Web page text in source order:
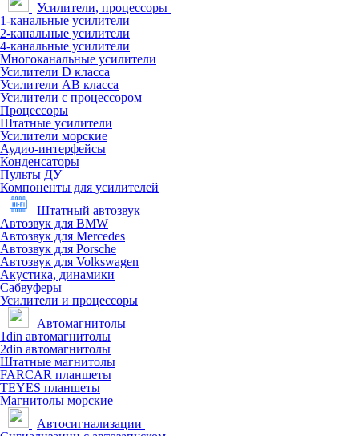
Усилители, процессоры
1-канальные усилители
2-канальные усилители
4-канальные усилители
Многоканальные усилители
Усилители D класса
Усилители АВ класса
Усилители с процессором
Процессоры
Штатные усилители
Усилители морские
Аудио-интерфейсы
Конденсаторы
Пульты ДУ
Компоненты для усилителей
Штатный автозвук
Автозвук для BMW
Автозвук для Mercedes
Автозвук для Porsche
Автозвук для Volkswagen
Акустика, динамики
Сабвуферы
Усилители и процессоры
Автомагнитолы
1din автомагнитолы
2din автомагнитолы
Штатные магнитолы
FARCAR планшеты
TEYES планшеты
Магнитолы морские
Автосигнализации